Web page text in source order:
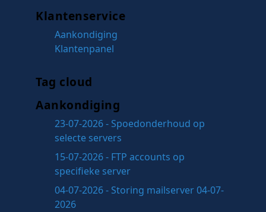
Klantenservice
Aankondiging
Klantenpanel
Tag cloud
Aankondiging
23-07-2026 - Spoedonderhoud op
selecte servers
15-07-2026 - FTP accounts op
specifieke server
04-07-2026 - Storing mailserver 04-07-
2026